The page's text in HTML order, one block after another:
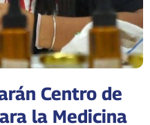
Centro de
la Medicina